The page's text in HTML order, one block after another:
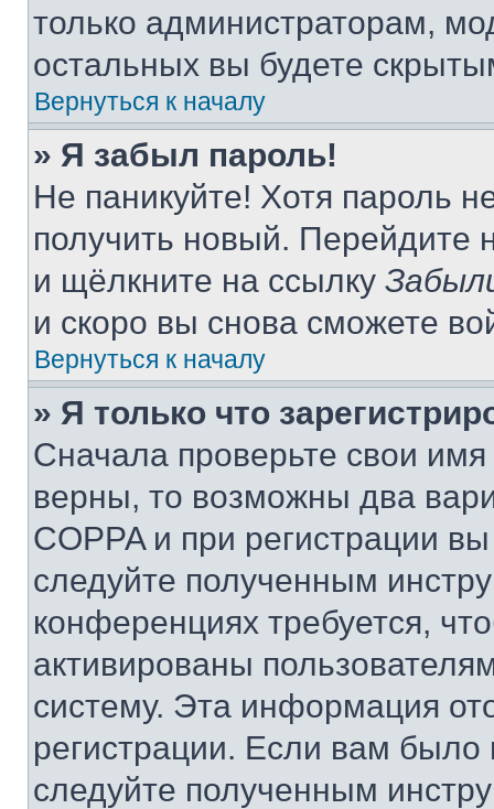
только администраторам,
остальных вы будете
Вернуться к началу
» Я забыл пароль!
Не паникуйте! Хотя пароль
получить новый. Перейдите
и щёлкните на ссылку
и скоро вы снова сможете
Вернуться к началу
» Я только что
Сначала проверьте свои
верны, то возможны два
COPPA и при регистрации
следуйте полученным
конференциях требуется,
активированы
систему. Эта информация
регистрации. Если вам
следуйте полученным